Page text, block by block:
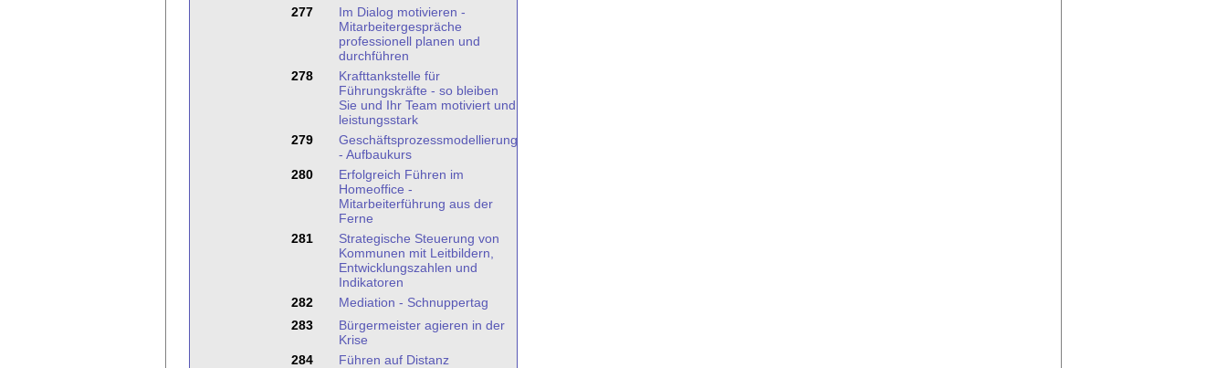
277
Im Dialog motivieren -
Mitarbeitergespräche
professionell planen und
durchführen
278
Krafttankstelle für
Führungskräfte - so bleiben
Sie und Ihr Team motiviert und
leistungsstark
279
Geschäftsprozessmodellierung
- Aufbaukurs
280
Erfolgreich Führen im
Homeoffice -
Mitarbeiterführung aus der
Ferne
281
Strategische Steuerung von
Kommunen mit Leitbildern,
Entwicklungszahlen und
Indikatoren
282
Mediation - Schnuppertag
283
Bürgermeister agieren in der
Krise
284
Führen auf Distanz